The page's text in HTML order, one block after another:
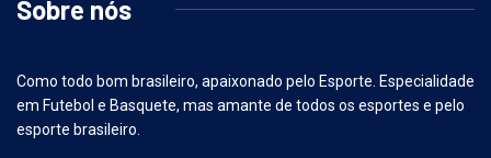
Sobre nós
Como todo bom brasileiro, apaixonado pelo Esporte. Especialidade
em Futebol e Basquete, mas amante de todos os esportes e pelo
esporte brasileiro.